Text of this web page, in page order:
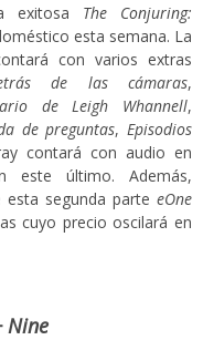
exitosa The Conjuring:
esta semana. La
con varios extras
de las cámaras,
de Leigh Whannell,
de preguntas, Episodios
contará con audio en
este último. Además,
segunda parte eOne
cuyo precio oscilará en
Nine